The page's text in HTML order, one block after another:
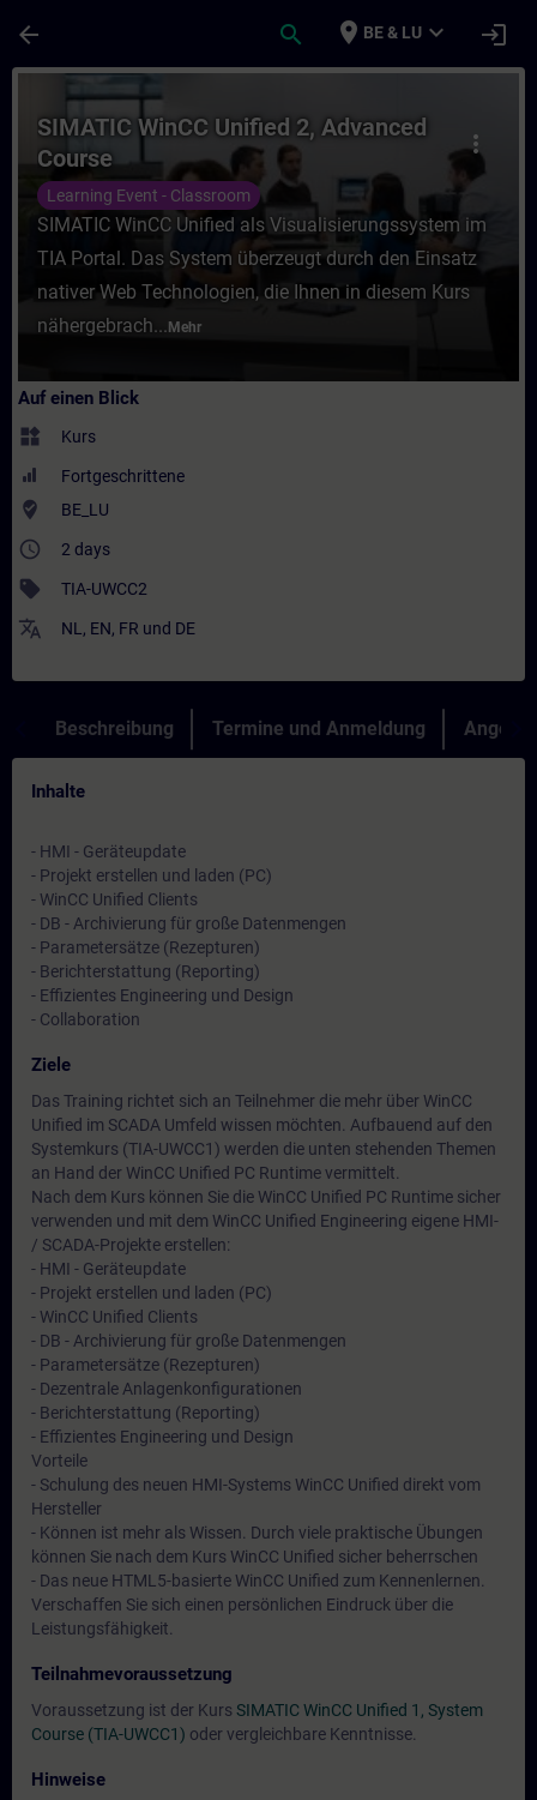
arrow_back search place BE & LU expand_more login
Kurs - SIMATIC WinCC Unified 2,
more_vert
SIMATIC WinCC Unified 2, Advanced
Course
Learning Event - Classroom
SIMATIC WinCC Unified als Visualisierungssystem im
TIA Portal. Das System überzeugt durch den Einsatz
nativer Web Technologien, die Ihnen in diesem Kurs
nähergebrach... Mehr
Auf einen Blick
widgets Kurs
Fortgeschrittene
where_to_vote BE_LU
access_time 2 days
sell TIA-UWCC2
translate NL , EN, FR und DE
Beschreibung Termine und Anmeldung Angebot
Inhalte
- HMI - Geräteupdate
- Projekt erstellen und laden (PC)
- WinCC Unified Clients
- DB - Archivierung für große Datenmengen
- Parametersätze (Rezepturen)
- Berichterstattung (Reporting)
- Effizientes Engineering und Design
- Collaboration
Ziele
Das Training richtet sich an Teilnehmer die mehr über WinCC
Unified im SCADA Umfeld wissen möchten. Aufbauend auf den
Systemkurs (TIA-UWCC1) werden die unten stehenden Themen
an Hand der WinCC Unified PC Runtime vermittelt.
Nach dem Kurs können Sie die WinCC Unified PC Runtime sicher
verwenden und mit dem WinCC Unified Engineering eigene HMI-
/ SCADA-Projekte erstellen:
- HMI - Geräteupdate
- Projekt erstellen und laden (PC)
- WinCC Unified Clients
- DB - Archivierung für große Datenmengen
- Parametersätze (Rezepturen)
- Dezentrale Anlagenkonfigurationen
- Berichterstattung (Reporting)
- Effizientes Engineering und Design
Vorteile
- Schulung des neuen HMI-Systems WinCC Unified direkt vom
Hersteller
- Können ist mehr als Wissen. Durch viele praktische Übungen
können Sie nach dem Kurs WinCC Unified sicher beherrschen
- Das neue HTML5-basierte WinCC Unified zum Kennenlernen.
Verschaffen Sie sich einen persönlichen Eindruck über die
Leistungsfähigkeit.
Teilnahmevoraussetzung
Voraussetzung ist der Kurs SIMATIC WinCC Unified 1, System
Course (TIA-UWCC1) oder vergleichbare Kenntnisse.
Hinweise